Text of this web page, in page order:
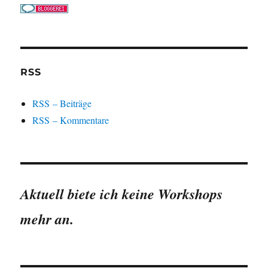
RSS
RSS – Beiträge
RSS – Kommentare
Aktuell biete ich keine Workshops
mehr an.